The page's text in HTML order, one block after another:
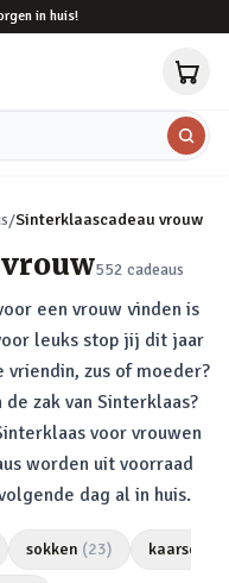
in huis!
/Sinterklaascadeau vrouw
552 cadeaus
een vrouw vinden is
leuks stop jij dit jaar
vriendin, zus of moeder?
zak van Sinterklaas?
voor vrouwen
worden uit voorraad
dag al in huis.
sokken (23) kaarsen